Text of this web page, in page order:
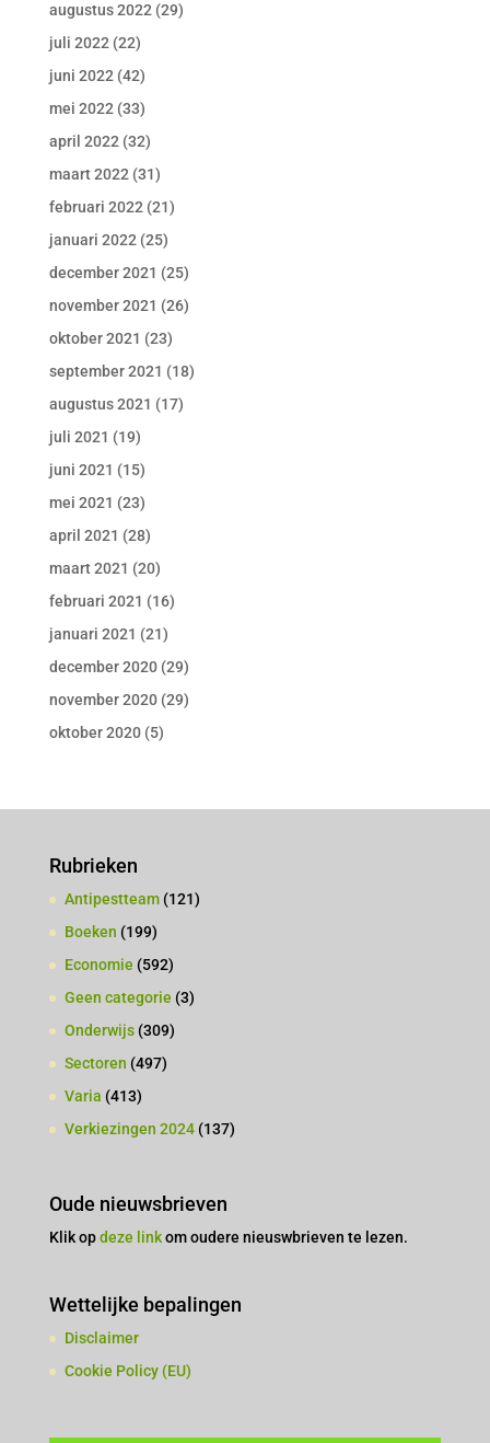
augustus 2022 (29)
juli 2022 (22)
juni 2022 (42)
mei 2022 (33)
april 2022 (32)
maart 2022 (31)
februari 2022 (21)
januari 2022 (25)
december 2021 (25)
november 2021 (26)
oktober 2021 (23)
september 2021 (18)
augustus 2021 (17)
juli 2021 (19)
juni 2021 (15)
mei 2021 (23)
april 2021 (28)
maart 2021 (20)
februari 2021 (16)
januari 2021 (21)
december 2020(29)
november 2020(29)
oktober 2020(5)
Rubrieken
Antipestteam(121)
Boeken (199)
Economie (592)
Geen categorie (3)
Onderwijs(309)
Sectoren (497)
Varia (413)
Verkiezingen 2024(137)
Oude nieuwsbrieven
Klik opdeze linkom oudere nieuswbrieven te lezen.
Wettelijke bepalingen
Disclaimer
Cookie Policy (EU)